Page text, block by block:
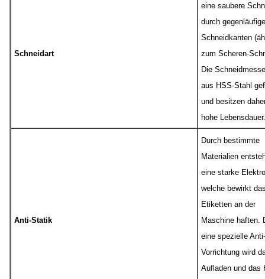
Schneidart
eine saubere
durch gegenläufige
Schneidkanten
zum Scheren-
Die
aus HSS-Stahl
und besitzen
hohe Lebensdauer.
Anti-Statik
Durch bestimmte
Materialien
eine starke
welche bewirkt
Etiketten an der
Maschine haften.
eine spezielle
Vorrichtung wird
Aufladen und das